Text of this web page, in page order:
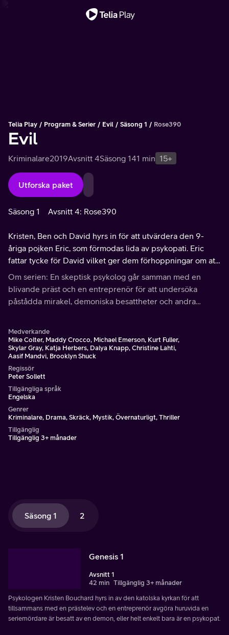
Telia Play Program & Serier Evil Säsong 1 Rose390
Evil
Kriminalare2019Avsnitt 4Säsong 141 min 15+
Utforska paket
Säsong 1 Avsnitt 4: Rose390
Kristen, Ben och David hyrs in för att utvärdera den 9-
åriga pojken Eric, som förmodas lida av psykopati. Eric
fattar tycke för David vilket ger dem förhoppningar om att
de kan stoppa hans våldsamma beteende.
Om serien: En skeptisk psykolog går samman med en
blivande präst och en entreprenör för att undersöka
påstådda mirakel, demoniska besattheter och andra
Medverkande
Mike Colter, Maddy Crocco, Michael Emerson, Kurt Fuller,
Skylar Gray, Katja Herbers, Dalya Knapp, Christine Lahti,
Aasif Mandvi, Brooklyn Shuck
Regissör
Peter Sollett
Tillgängliga språk
Engelska
Genrer
Kriminalare, Drama, Skräck, Mystik, Övernaturligt, Thriller
Tillgänglig
Tillgänglig 3+ månader
Säsong 1 2
Genesis 1
Avsnitt 1
42 min Tillgänglig 3+ månader
Psykologen Kristen Bouchard hyrs in av den katolska kyrkan för att
tillsammans med en prästelev och en entreprenör avgöra huruvida en
seriemördare är besatt av en demon, eller helt enkelt bara är en psykopat.